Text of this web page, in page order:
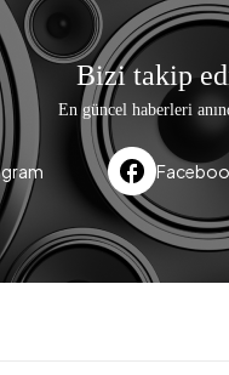
Bizi takip
En güncel haberleri